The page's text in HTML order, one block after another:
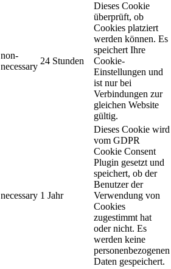
non-
necessary
24 Stunden
Dieses Cookie
überprüft, ob
Cookies platziert
werden können. Es
speichert Ihre
Cookie-
Einstellungen und
ist nur bei
Verbindungen zur
gleichen Website
gültig.
necessary 1 Jahr
Dieses Cookie wird
vom GDPR
Cookie Consent
Plugin gesetzt und
speichert, ob der
Benutzer der
Verwendung von
Cookies
zugestimmt hat
oder nicht. Es
werden keine
personenbezogenen
Daten gespeichert.